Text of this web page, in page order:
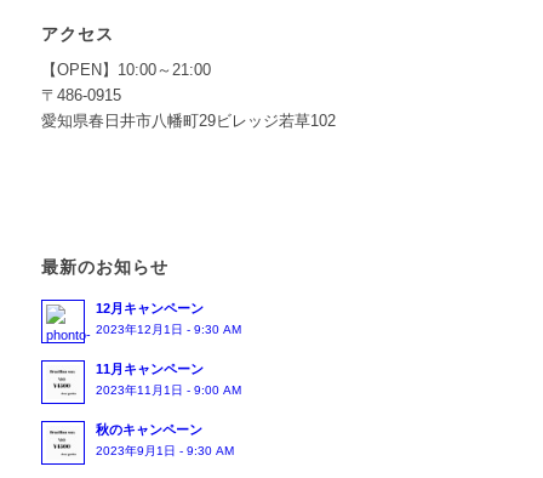
アクセス
【OPEN】10:00～21:00
〒486-0915
愛知県春日井市八幡町29ビレッジ若草102
最新のお知らせ
12月キャンペーン
2023年12月1日 - 9:30 AM
11月キャンペーン
2023年11月1日 - 9:00 AM
秋のキャンペーン
2023年9月1日 - 9:30 AM